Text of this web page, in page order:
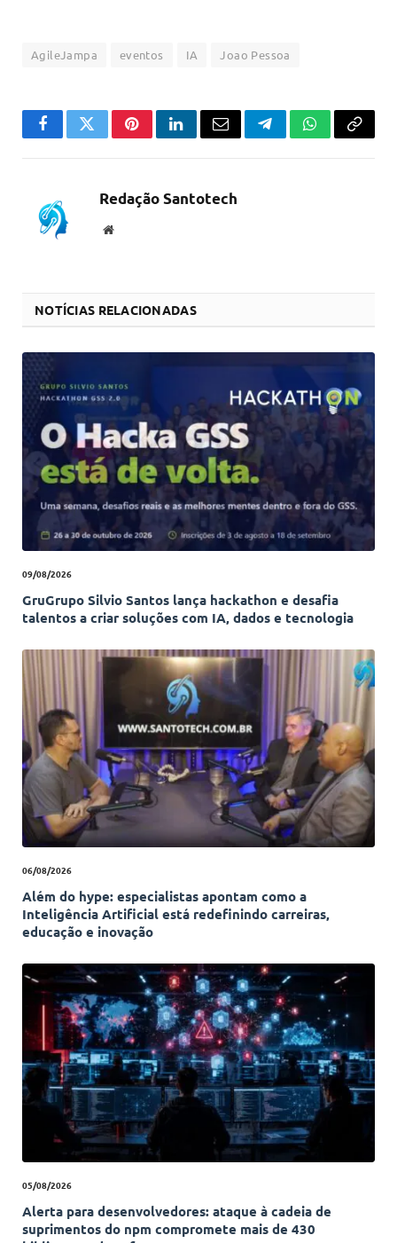
AgileJampa eventos IA Joao Pessoa
FacebookTwitterPinterestLinkedInEmail TelegramWhatsApp
Copiar
Redação Santotech
Website
NOTÍCIAS RELACIONADAS
09/08/2026
GruGrupo Silvio Santos lança hackathon e desafia
talentos a criar soluções com IA, dados e tecnologia
06/08/2026
Além do hype: especialistas apontam como a
Inteligência Artificial está redefinindo carreiras,
educação e inovação
05/08/2026
Alerta para desenvolvedores: ataque à cadeia de
suprimentos do npm compromete mais de 430